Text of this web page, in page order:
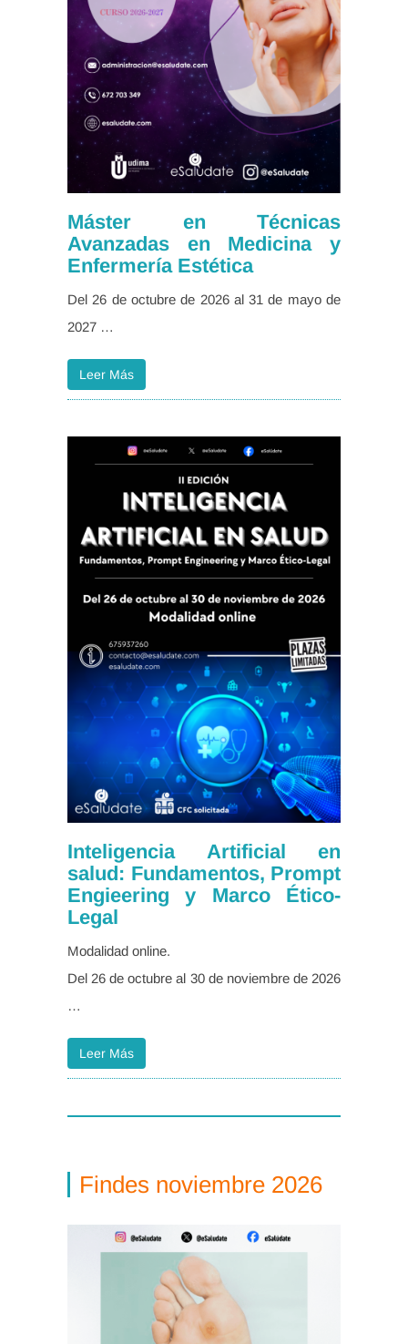
Máster en Técnicas
Avanzadas en Medicina y
Enfermería Estética
Del 26 de octubre de 2026 al 31 de mayo de
2027 …
Leer Más
Inteligencia Artificial en
salud: Fundamentos, Prompt
Engieering y Marco Ético-
Legal
Modalidad online.
Del 26 de octubre al 30 de noviembre de 2026
…
Leer Más
Findes noviembre 2026